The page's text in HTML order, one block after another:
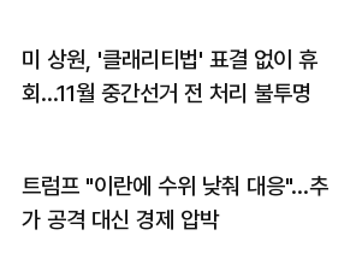
미 상원, '클래리티법' 표결 없이 휴
회…11월 중간선거 전 처리 불투명
트럼프 "이란에 수위 낮춰 대응"…추
가 공격 대신 경제 압박